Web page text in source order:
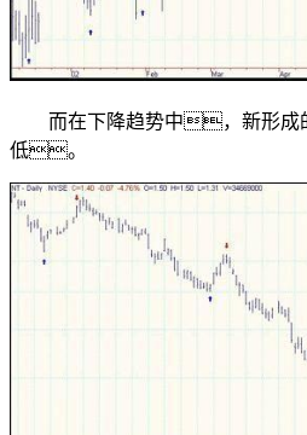
而在下降趋势中，新形成
低。